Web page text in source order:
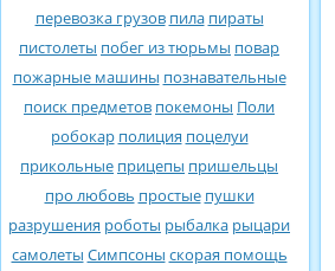
перевозка грузов пила пираты
пистолеты побег из тюрьмы повар
пожарные машины познавательные
поиск предметов покемоны Поли
робокар полиция поцелуи
прикольные прицепы пришельцы
про любовь простые пушки
разрушения роботы рыбалка рыцари
самолеты Симпсоны скорая помощь